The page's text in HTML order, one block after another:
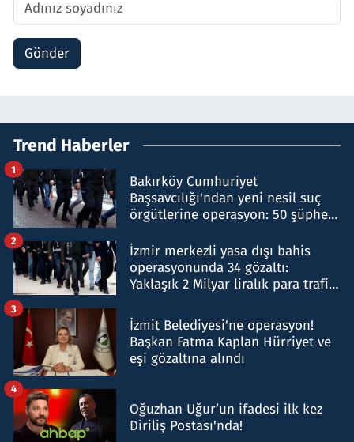
Gönder
Trend Haberler
Bakırköy Cumhuriyet
Başsavcılığı'ndan yeni nesil suç
örgütlerine operasyon: 50 şüpheli
1
İzmir merkezli yasa dışı bahis
operasyonunda 34 gözaltı:
Yaklaşık 2 Milyar liralık para trafiği
2
İzmit Belediyesi'ne operasyon!
Başkan Fatma Kaplan Hürriyet ve
eşi gözaltına alındı
3
Oğuzhan Uğur’un ifadesi ilk kez
Diriliş Postası'nda!
4